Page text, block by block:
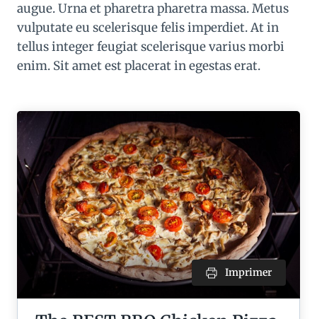
augue. Urna et pharetra pharetra massa. Metus
vulputate eu scelerisque felis imperdiet. At in
tellus integer feugiat scelerisque varius morbi
enim. Sit amet est placerat in egestas erat.
Imprimer